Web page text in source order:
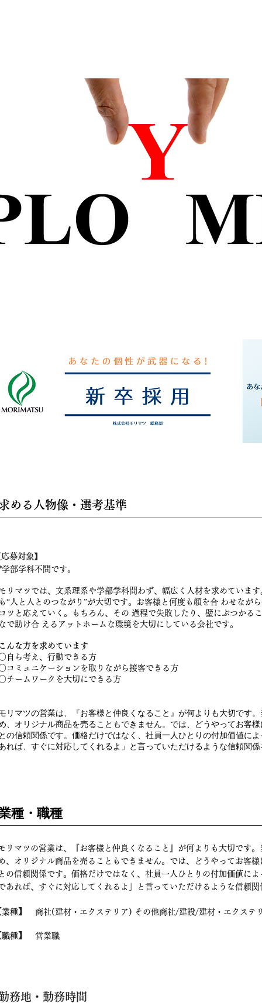
める人物像・選考基準
応募対象】
学部学科不問です。
リマツでは、文系理系や学部学科問わず、幅広く人材を求めていま
も“人と人とのつながり”が大切です。お客様と何度も顔を合 わせなが
コツと応えていく。もちろん、その 過程で失敗したり、壁にぶつかる
なで助け合 えるアットホームな環境を大切にしている会社です。
こんな方を求めています
自ら考え、行動できる方
コミュニケーションを取りながら接客できる方
チームワークを大切にできる方
リマツの営業は、『お客様と仲良くなること』が何よりも大切です
、オリジナル商品を売ることもできません。では、どうやってお客
との信頼関係です。価格だけではなく、社員一人ひとりの付加価値に
れば、すぐに対応してくれるよ」と言っていただけるような信頼関
種・職種
リマツの営業は、『お客様と仲良くなること』が何よりも大切です
、オリジナル商品を売ることもできません。では、どうやってお客
との信頼関係です。価格だけではなく、社員一人ひとりの付加価値に
あれば、すぐに対応してくれるよ」と言っていただけるような信頼
業種】 商社(建材・エクステリア) その他商社/建設/建材・エクステ
職種】 営業職
務地・勤務時間